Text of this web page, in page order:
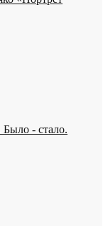
- стало.